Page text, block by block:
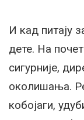
И кад питају
дете. На
сигурније,
околишања.
кобојаги,